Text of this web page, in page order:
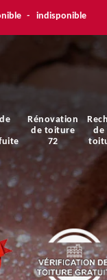
- indisponible
Rénovation
de toiture
72
de